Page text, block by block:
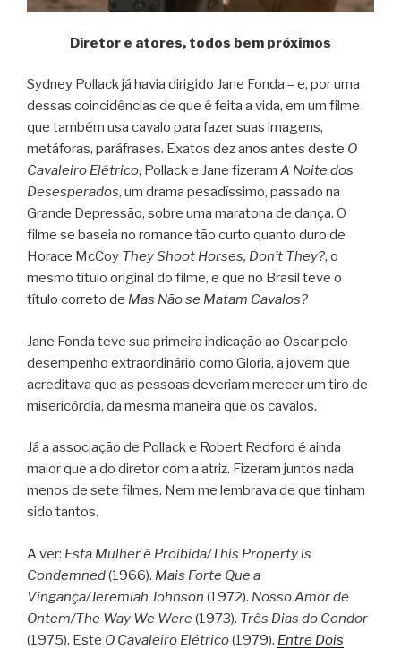
Diretor e atores, todos bem próximos
Sydney Pollack já havia dirigido Jane Fonda – e, por uma
dessas coincidências de que é feita a vida, em um filme
que também usa cavalo para fazer suas imagens,
metáforas, paráfrases. Exatos dez anos antes deste O
Cavaleiro Elétrico, Pollack e Jane fizeram A Noite dos
Desesperados, um drama pesadíssimo, passado na
Grande Depressão, sobre uma maratona de dança. O
filme se baseia no romance tão curto quanto duro de
Horace McCoy They Shoot Horses, Don’t They?, o
mesmo título original do filme, e que no Brasil teve o
título correto de Mas Não se Matam Cavalos?
Jane Fonda teve sua primeira indicação ao Oscar pelo
desempenho extraordinário como Gloria, a jovem que
acreditava que as pessoas deveriam merecer um tiro de
misericórdia, da mesma maneira que os cavalos.
Já a associação de Pollack e Robert Redford é ainda
maior que a do diretor com a atriz. Fizeram juntos nada
menos de sete filmes. Nem me lembrava de que tinham
sido tantos.
A ver: Esta Mulher é Proibida/This Property is
Condemned(1966). Mais Forte Que a
Vingança/Jeremiah Johnson (1972). Nosso Amor de
Ontem/The Way We Were (1973). Três Dias do Condor
(1975). Este O Cavaleiro Elétrico(1979). Entre Dois